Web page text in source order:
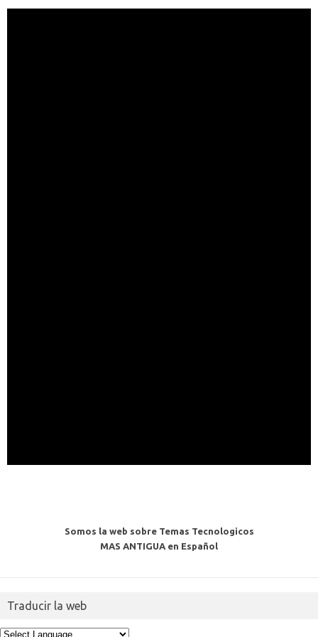
Somos la web sobre Temas Tecnologicos
MAS ANTIGUA en Español
Traducir la web